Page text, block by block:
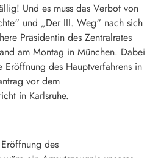
Und es muss das Verbot von
und „Der III. Weg“ nach sich
Präsidentin des Zentralrates
am Montag in München. Dabei
des Hauptverfahrens in
vor dem
in Karlsruhe.
des